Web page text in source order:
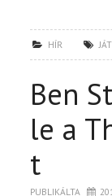
HÍR
Ben
le a
t
PUBLIKÁLTA